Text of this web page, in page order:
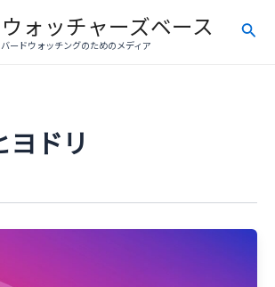
ォッチャーズベース
バードウォッチングのためのメディア
検
ヨドリ